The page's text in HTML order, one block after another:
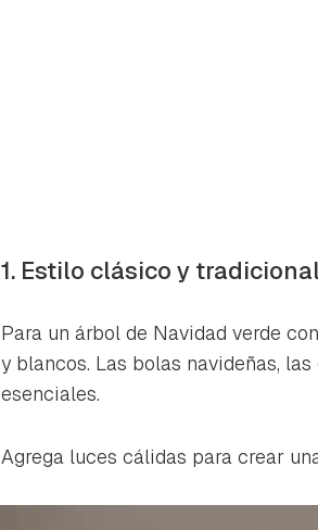
1. Estilo clásico y tradicional
Para un árbol de Navidad verde
y blancos. Las bolas navideñas,
esenciales.
Agrega luces cálidas para crear